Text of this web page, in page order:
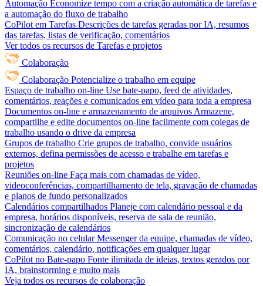
Automação Economize tempo com a criação automática de tarefas e
a automação do fluxo de trabalho
CoPilot em Tarefas Descrições de tarefas geradas por IA, resumos
das tarefas, listas de verificação, comentários
Ver todos os recursos de Tarefas e projetos
Colaboração
Colaboração Potencialize o trabalho em equipe
Espaço de trabalho on-line Use bate-papo, feed de atividades,
comentários, reações e comunicados em vídeo para toda a empresa
Documentos on-line e armazenamento de arquivos Armazene,
compartilhe e edite documentos on-line facilmente com colegas de
trabalho usando o drive da empresa
Grupos de trabalho Crie grupos de trabalho, convide usuários
externos, defina permissões de acesso e trabalhe em tarefas e
projetos
Reuniões on-line Faça mais com chamadas de vídeo,
videoconferências, compartilhamento de tela, gravação de chamadas
e planos de fundo personalizados
Calendários compartilhados Planeje com calendário pessoal e da
empresa, horários disponíveis, reserva de sala de reunião,
sincronização de calendários
Comunicação no celular Messenger da equipe, chamadas de vídeo,
comentários, calendário, notificações em qualquer lugar
CoPilot no Bate-papo Fonte ilimitada de ideias, textos gerados por
IA, brainstorming e muito mais
Veja todos os recursos de colaboração